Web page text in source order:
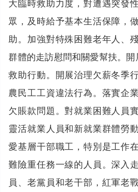
眾，及時給予基本生活保障，
助。加強對特殊困難老年人、
群體的走訪慰問和關愛幫扶。開
救助行動。開展治理欠薪冬季
農民工工資違法行為。落實企
欠賬款問題。對就業困難人員
靈活就業人員和新就業群體勞
愛基層干部職工，特別是工作
難險重任務一線的人員。深入
員、老黨員和老干部，紅軍老